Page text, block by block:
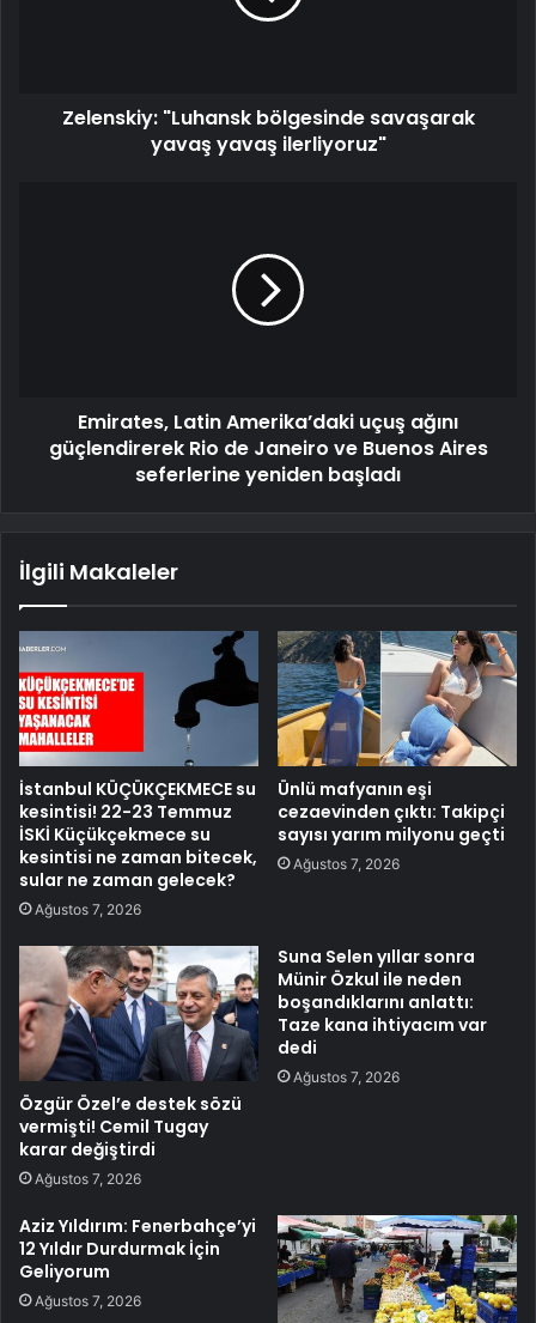
Zelenskiy: "Luhansk bölgesinde savaşarak
yavaş yavaş ilerliyoruz"
Emirates, Latin Amerika’daki uçuş ağını
güçlendirerek Rio de Janeiro ve Buenos Aires
seferlerine yeniden başladı
İlgili Makaleler
İstanbul KÜÇÜKÇEKMECE su
kesintisi! 22-23 Temmuz
İSKİ Küçükçekmece su
kesintisi ne zaman bitecek,
sular ne zaman gelecek?
Ağustos 7, 2026
Ünlü mafyanın eşi
cezaevinden çıktı: Takipçi
sayısı yarım milyonu geçti
Ağustos 7, 2026
Özgür Özel’e destek sözü
vermişti! Cemil Tugay
karar değiştirdi
Ağustos 7, 2026
Suna Selen yıllar sonra
Münir Özkul ile neden
boşandıklarını anlattı:
Taze kana ihtiyacım var
dedi
Ağustos 7, 2026
Aziz Yıldırım: Fenerbahçe’yi
12 Yıldır Durdurmak İçin
Geliyorum
Ağustos 7, 2026